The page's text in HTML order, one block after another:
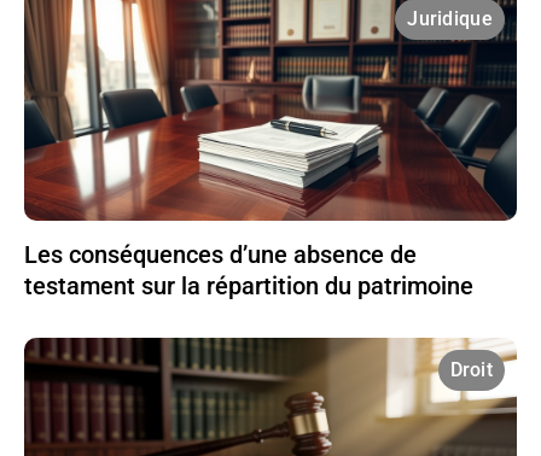
Juridique
Les conséquences d’une absence de
testament sur la répartition du patrimoine
Droit